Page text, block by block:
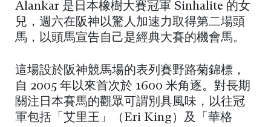
Alankar 是日本橡樹大賽冠軍 Sinhalite 的女
兒，週六在阪神以驚人加速力取得第二場頭
馬，以頭馬宣告自己是經典大賽的機會馬。
這場設於阪神競馬場的表列賽野路菊錦標，
自 2005 年以來首次於 1600 米角逐。對長期
關注日本賽馬的觀眾可謂別具風味，以往冠
軍包括「艾里王」（Eri King）及「華格